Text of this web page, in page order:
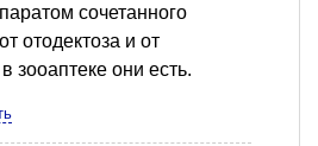
сочетанного
отодектоза и от
зооаптеке они есть.